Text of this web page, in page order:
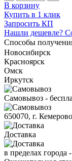
В корзину
Купить в 1 клик
Запросить КП
Нашли дешевле?
Способы
Новосибирск
Красноярск
Омск
Иркутск
Самовывоз -
650070, г.
Доставка
в пределах города -